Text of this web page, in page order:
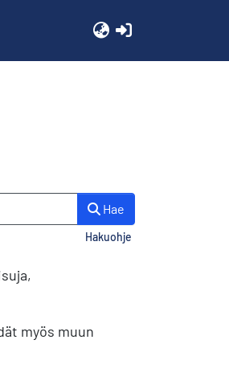
Hae
Hakuohje
myös muun